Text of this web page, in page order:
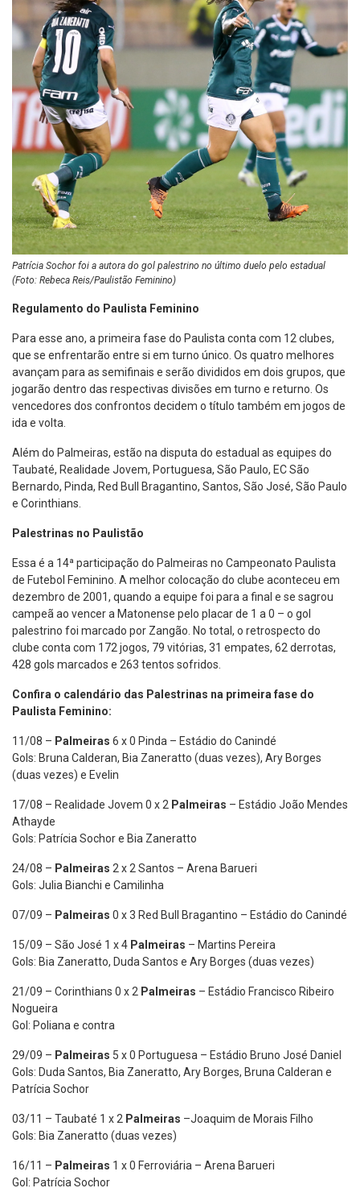
Patrícia Sochor foi a autora do gol palestrino no último duelo pelo estadual
(Foto: Rebeca Reis/Paulistão Feminino)
Regulamento do Paulista Feminino
Para esse ano, a primeira fase do Paulista conta com 12 clubes,
que se enfrentarão entre si em turno único. Os quatro melhores
avançam para as semifinais e serão divididos em dois grupos, que
jogarão dentro das respectivas divisões em turno e returno. Os
vencedores dos confrontos decidem o título também em jogos de
ida e volta.
Além do Palmeiras, estão na disputa do estadual as equipes do
Taubaté, Realidade Jovem, Portuguesa, São Paulo, EC São
Bernardo, Pinda, Red Bull Bragantino, Santos, São José, São Paulo
e Corinthians.
Palestrinas no Paulistão
Essa é a 14ª participação do Palmeiras no Campeonato Paulista
de Futebol Feminino. A melhor colocação do clube aconteceu em
dezembro de 2001, quando a equipe foi para a final e se sagrou
campeã ao vencer a Matonense pelo placar de 1 a 0 – o gol
palestrino foi marcado por Zangão. No total, o retrospecto do
clube conta com 172 jogos, 79 vitórias, 31 empates, 62 derrotas,
428 gols marcados e 263 tentos sofridos.
Confira o calendário das Palestrinas na primeira fase do
Paulista Feminino:
11/08 – Palmeiras 6 x 0 Pinda – Estádio do Canindé
Gols: Bruna Calderan, Bia Zaneratto (duas vezes), Ary Borges
(duas vezes) e Evelin
17/08 – Realidade Jovem 0 x 2 Palmeiras – Estádio João Mendes
Athayde
Gols: Patrícia Sochor e Bia Zaneratto
24/08 – Palmeiras 2 x 2 Santos – Arena Barueri
Gols: Julia Bianchi e Camilinha
07/09 – Palmeiras 0 x 3 Red Bull Bragantino – Estádio do Canindé
15/09 – São José 1 x 4 Palmeiras – Martins Pereira
Gols: Bia Zaneratto, Duda Santos e Ary Borges (duas vezes)
21/09 – Corinthians 0 x 2 Palmeiras – Estádio Francisco Ribeiro
Nogueira
Gol: Poliana e contra
29/09 – Palmeiras 5 x 0 Portuguesa – Estádio Bruno José Daniel
Gols: Duda Santos, Bia Zaneratto, Ary Borges, Bruna Calderan e
Patrícia Sochor
03/11 – Taubaté 1 x 2 Palmeiras –Joaquim de Morais Filho
Gols: Bia Zaneratto (duas vezes)
16/11 – Palmeiras 1 x 0 Ferroviária – Arena Barueri
Gol: Patrícia Sochor